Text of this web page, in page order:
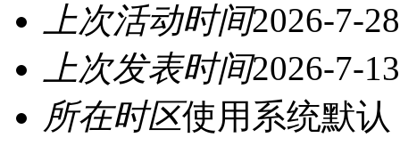
上次活动时间2026-7-
上次发表时间2026-7-
所在时区使用系统默认